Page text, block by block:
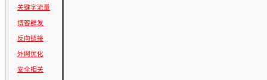
关键字流量
博客群发
反向链接
外网优化
安全相关